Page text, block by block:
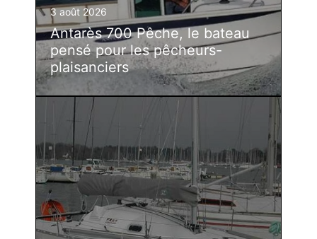
3 août 2026
Antarès 700 Pêche, le bateau
pensé pour les pêcheurs-
plaisanciers